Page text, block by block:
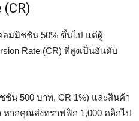
อมมิชชัน 50% ขึ้นไป แต่ผู้
Rate (CR) ที่สูงเป็นอันดับ
น 500 บาท, CR 1%) และสินค้า
หากคุณส่งทราฟฟิก 1,000 คลิกไป